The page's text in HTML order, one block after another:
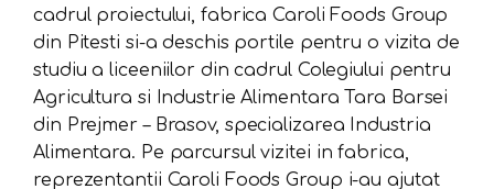
cadrul proiectului, fabrica Caroli Foods Group
din Pitesti si-a deschis portile pentru o vizita de
studiu a liceeniilor din cadrul Colegiului pentru
Agricultura si Industrie Alimentara Tara Barsei
din Prejmer – Brasov, specializarea Industria
Alimentara. Pe parcursul vizitei in fabrica,
reprezentantii Caroli Foods Group i-au ajutat